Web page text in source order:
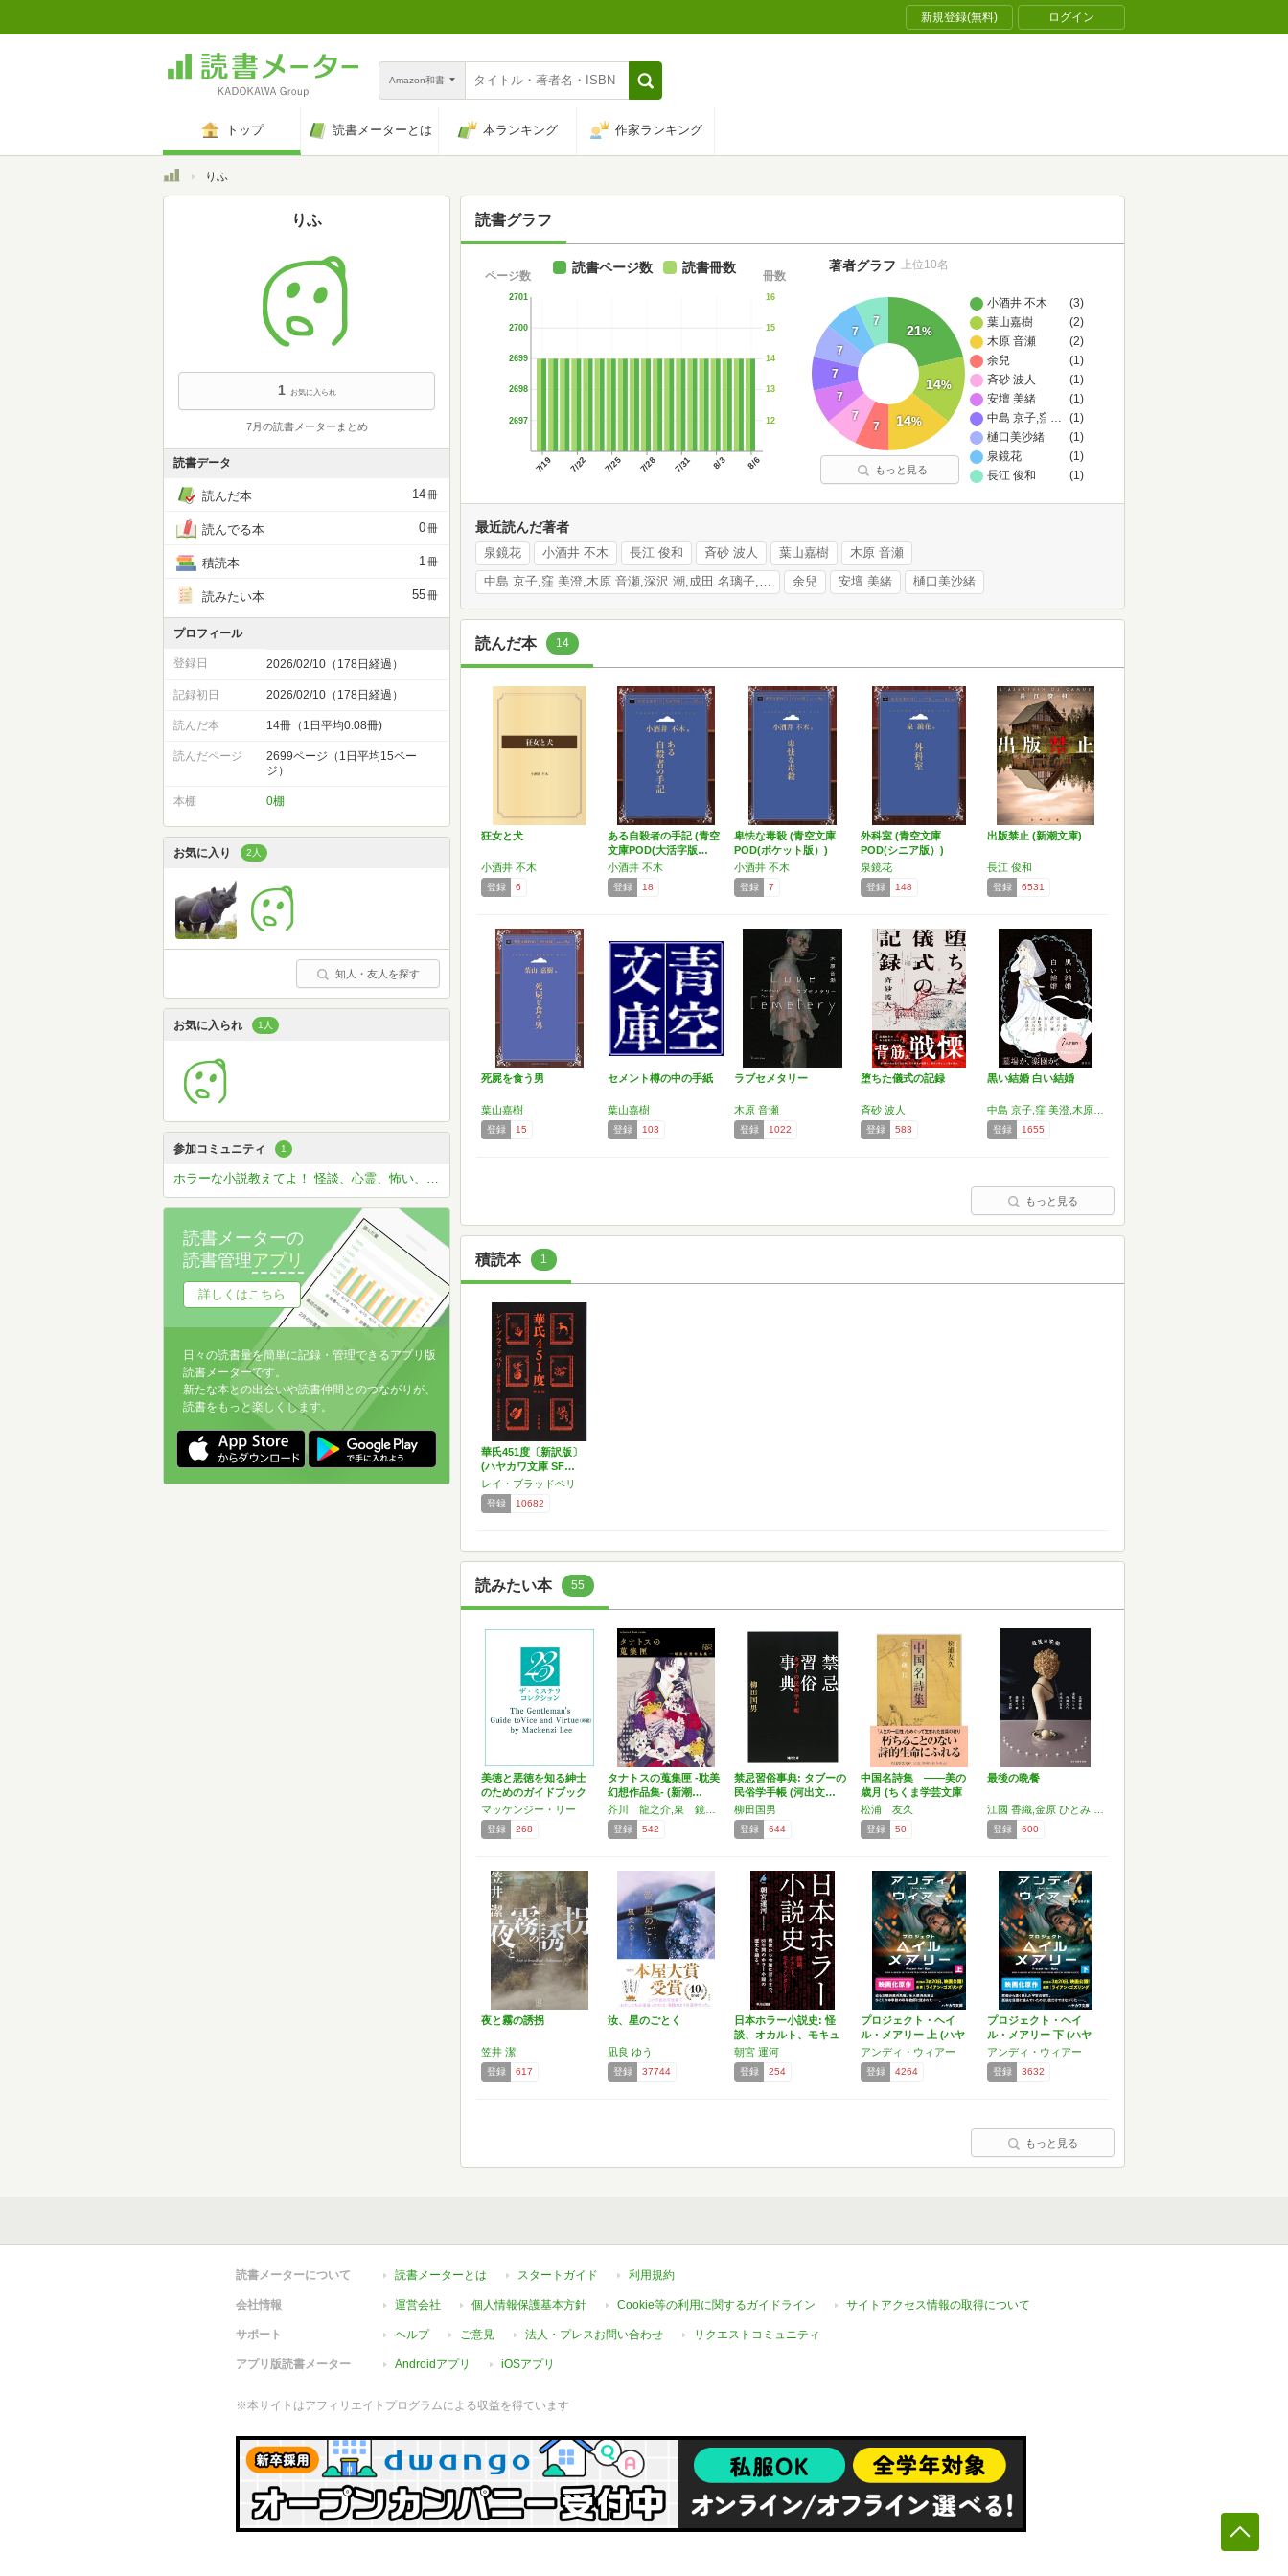
新規登録(無料) ログイン
Amazon和書
トップ 読書メーターとは 本ランキング 作家ランキング
トップりふ
読書グラフ
7/19 7/22 7/25 7/28 7/31 8/3 8/6
2697
2698
2699
2700
2701
ページ数
12
13
14
15
16
冊数
読書ページ数 読書冊数
小酒井 不木
(3)
葉山嘉樹
(2)
木原 音瀬
(2)
余兒
(1)
斉砂 波人
(1)
安壇 美緒
(1)
中島 京子,窪 美澄,木原 音瀬,深沢 潮,成田 名璃子,瀧羽 麻子
(1)
…
樋口美沙緒
(1)
泉鏡花
(1)
長江 俊和
(1)
21%
14%
14%
7
7
7
7
7
7
7
著者グラフ 上位10名
もっと見る
最近読んだ著者
泉鏡花 小酒井 不木 長江 俊和 斉砂 波人 葉山嘉樹 木原 音瀬
中島 京子,窪 美澄,木原 音瀬,深沢 潮,成田 名璃子,瀧羽 麻子,森 美樹 余兒 安壇 美緒 樋口美沙緒
読んだ本 14
狂女と犬
小酒井 不木
登録 6
ある自殺者の手記 (青空
文庫POD(大活字版…
小酒井 不木
登録 18
卑怯な毒殺 (青空文庫
POD(ポケット版）)
小酒井 不木
登録 7
外科室 (青空文庫
POD(シニア版）)
泉鏡花
登録 148
出版禁止 (新潮文庫)
長江 俊和
登録 6531
死屍を食う男
葉山嘉樹
登録 15
セメント樽の中の手紙
葉山嘉樹
登録 103
ラブセメタリー
木原 音瀬
登録 1022
堕ちた儀式の記録
斉砂 波人
登録 583
黒い結婚 白い結婚
登録 1655
もっと見る
積読本 1
華氏451度〔新訳版〕
(ハヤカワ文庫 SF…
レイ・ブラッドベリ
登録 10682
読みたい本 55
美徳と悪徳を知る紳士
のためのガイドブック
(…
マッケンジー・リー
登録 268
タナトスの蒐集匣 -耽美
幻想作品集- (新潮…
登録 542
禁忌習俗事典: タブーの
民俗学手帳 (河出文…
柳田国男
登録 644
中国名詩集 ――美の
歳月 (ちくま学芸文庫
マ…
松浦 友久
登録 50
最後の晩餐
登録 600
夜と霧の誘拐
笠井 潔
登録 617
汝、星のごとく
凪良 ゆう
登録 37744
日本ホラー小説史: 怪
談、オカルト、モキュ
メ…
朝宮 運河
登録 254
プロジェクト・ヘイ
ル・メアリー 上 (ハヤ
カ…
アンディ・ウィアー
登録 4264
プロジェクト・ヘイ
ル・メアリー 下 (ハヤ
カ…
アンディ・ウィアー
登録 3632
もっと見る
りふ
1 お気に入られ
7月の読書メーターまとめ
読書データ
読んだ本 14冊
読んでる本 0冊
積読本 1冊
読みたい本 55冊
プロフィール
登録日 2026/02/10（178日経過）
記録初日 2026/02/10（178日経過）
読んだ本 14冊（1日平均0.08冊)
読んだページ
2699ページ（1日平均15ペー
ジ）
本棚 0棚
お気に入り 2人
知人・友人を探す
お気に入られ 1人
参加コミュニティ 1
ホラーな小説教えてよ！ 怪談、心霊、怖い、ホラー系
読書メーターの
読書管理アプリ
詳しくはこちら
日々の読書量を簡単に記録・管理できるアプリ版
読書メーターです。
新たな本との出会いや読書仲間とのつながりが、
読書をもっと楽しくします。
読書メーターについて 読書メーターとは スタートガイド 利用規約
会社情報 運営会社 個人情報保護基本方針 Cookie等の利用に関するガイドライン サイトアクセス情報の取得について
サポート ヘルプ ご意見 法人・プレスお問い合わせ リクエストコミュニティ
アプリ版読書メーター Androidアプリ iOSアプリ
※本サイトはアフィリエイトプログラムによる収益を得ています